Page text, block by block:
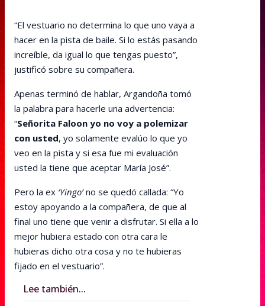
“El vestuario no determina lo que uno vaya a
hacer en la pista de baile. Si lo estás pasando
increíble, da igual lo que tengas puesto”,
justificó sobre su compañera.
Apenas terminó de hablar, Argandoña tomó
la palabra para hacerle una advertencia:
“Señorita Faloon yo no voy a polemizar
con usted, yo solamente evalúo lo que yo
veo en la pista y si esa fue mi evaluación
usted la tiene que aceptar María José”.
Pero la ex ‘Yingo’no se quedó callada: “Yo
estoy apoyando a la compañera, de que al
final uno tiene que venir a disfrutar. Si ella a lo
mejor hubiera estado con otra cara le
hubieras dicho otra cosa y no te hubieras
fijado en el vestuario”.
Lee también...